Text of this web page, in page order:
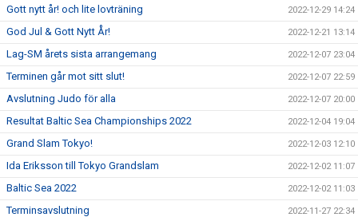
Gott nytt år! och lite lovträning 2022-12-29 14:24
God Jul & Gott Nytt År! 2022-12-21 13:14
Lag-SM årets sista arrangemang 2022-12-07 23:04
Terminen går mot sitt slut! 2022-12-07 22:59
Avslutning Judo för alla 2022-12-07 20:00
Resultat Baltic Sea Championships 2022 2022-12-04 19:04
Grand Slam Tokyo! 2022-12-03 12:10
Ida Eriksson till Tokyo Grandslam 2022-12-02 11:07
Baltic Sea 2022 2022-12-02 11:03
Terminsavslutning 2022-11-27 22:34